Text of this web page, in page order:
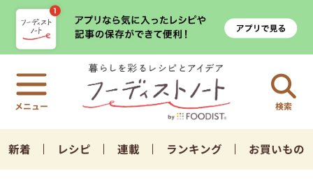
検索
新着 レシピ 連載 ランキング お買いもの